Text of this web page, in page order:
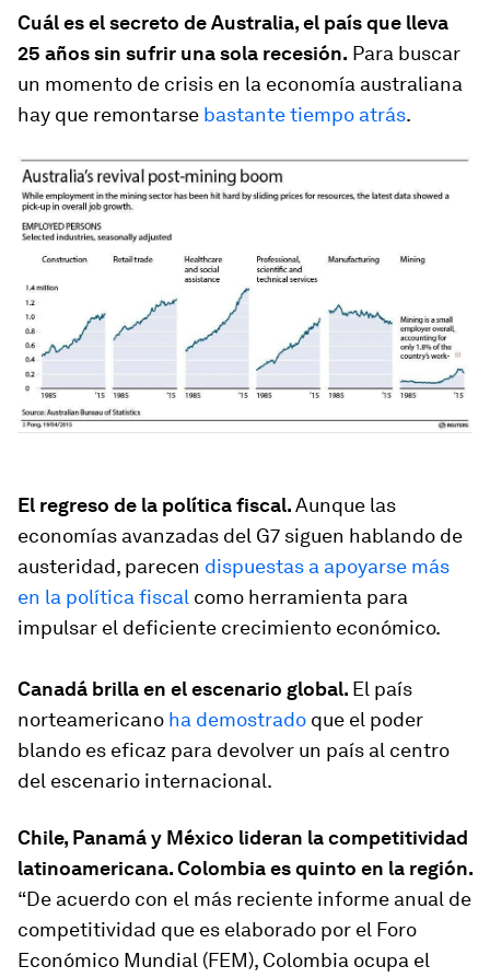
Cuál es el secreto de Australia, el país que lleva
25 años sin sufrir una sola recesión. Para buscar
un momento de crisis en la economía australiana
hay que remontarse bastante tiempo atrás.
El regreso de la política fiscal.Aunque las
economías avanzadas del G7 siguen hablando de
austeridad, parecen dispuestas a apoyarse más
en la política fiscal como herramienta para
impulsar el deficiente crecimiento económico.
Canadá brilla en el escenario global. El país
norteamericano ha demostrado que el poder
blando es eficaz para devolver un país al centro
del escenario internacional.
Chile, Panamá y México lideran la competitividad
latinoamericana. Colombia es quinto en la región.
“De acuerdo con el más reciente informe anual de
competitividad que es elaborado por el Foro
Económico Mundial (FEM), Colombia ocupa el